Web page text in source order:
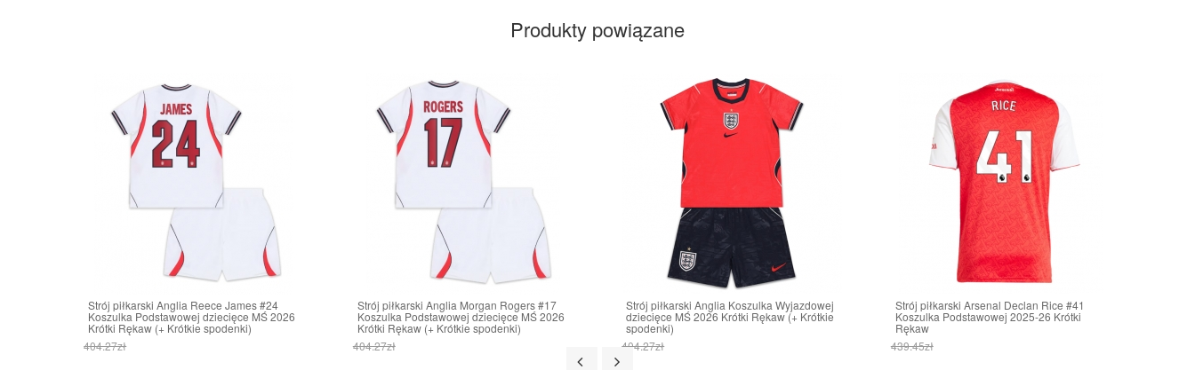
Produkty powiązane
Strój piłkarski Anglia Reece James #24
Koszulka Podstawowej dziecięce MŚ 2026
Krótki Rękaw (+ Krótkie spodenki)
404.27zł
Strój piłkarski Anglia Morgan Rogers #17
Koszulka Podstawowej dziecięce MŚ 2026
Krótki Rękaw (+ Krótkie spodenki)
404.27zł
Strój piłkarski Anglia Koszulka Wyjazdowej
dziecięce MŚ 2026 Krótki Rękaw (+ Krótkie
spodenki)
404.27zł
Strój piłkarski Arsenal Declan Rice #41
Koszulka Podstawowej 2025-26 Krótki
Rękaw
439.45zł